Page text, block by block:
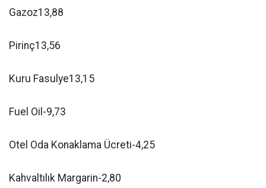
Gazoz13,88
Pirinç13,56
Kuru Fasulye13,15
Fuel Oil-9,73
Otel Oda Konaklama Ücreti-4,25
Kahvaltılık Margarin-2,80